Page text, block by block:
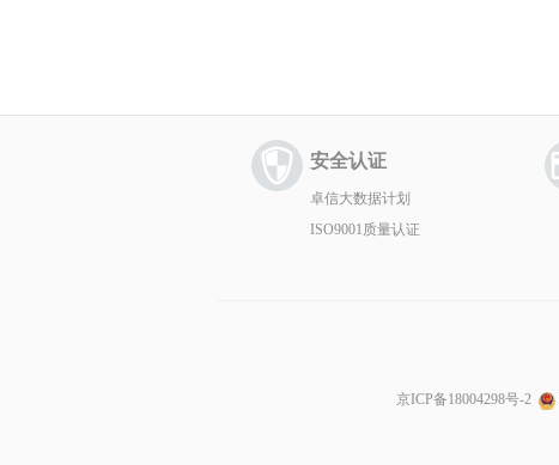
安全认证
卓信大数据计划
ISO9001质量认证
京ICP备18004298号-2